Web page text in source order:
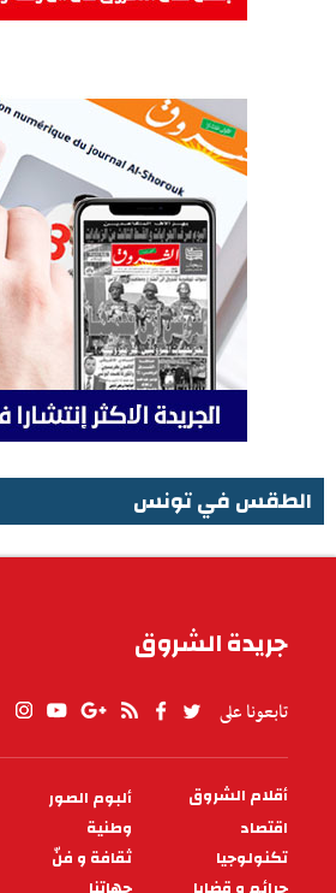
الطقس في تونس
جريدة الشروق
تابعونا على
PIED
DE
PAGE
أقلام الشروق
ألبوم الصور
اقتصاد
وطنية
تكنولوجيا
ثقافة و فنّ